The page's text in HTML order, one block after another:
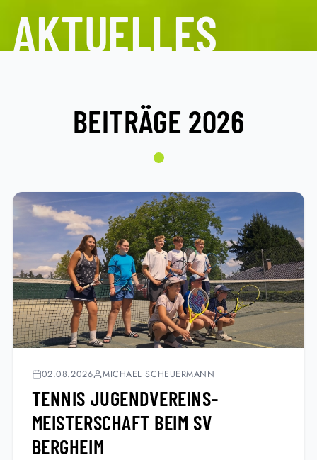
AKTUELLES
BEITRÄGE 2026
02.08.2026 MICHAEL SCHEUERMANN
TENNIS JUGENDVEREINS-
MEISTERSCHAFT BEIM SV
BERGHEIM